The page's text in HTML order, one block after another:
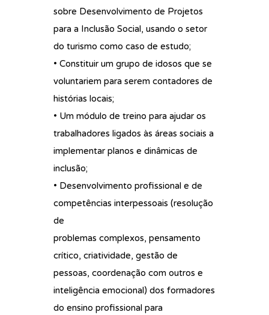
sobre Desenvolvimento de Projetos
para a Inclusão Social, usando o setor
do turismo como caso de estudo;
• Constituir um grupo de idosos que se
voluntariem para serem contadores de
histórias locais;
• Um módulo de treino para ajudar os
trabalhadores ligados às áreas sociais a
implementar planos e dinâmicas de
inclusão;
• Desenvolvimento profissional e de
competências interpessoais (resolução
de
problemas complexos, pensamento
crítico, criatividade, gestão de
pessoas, coordenação com outros e
inteligência emocional) dos formadores
do ensino profissional para